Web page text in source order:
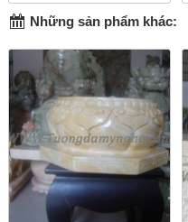
Những sản phẩm khác: